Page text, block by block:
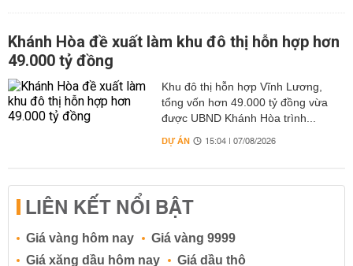
Khánh Hòa đề xuất làm khu đô thị hỗn hợp hơn
49.000 tỷ đồng
Khu đô thị hỗn hợp Vĩnh Lương,
tổng vốn hơn 49.000 tỷ đồng vừa
được UBND Khánh Hòa trình...
DỰ ÁN 15:04 | 07/08/2026
LIÊN KẾT NỔI BẬT
Giá vàng hôm nay
Giá vàng 9999
Giá xăng dầu hôm nay
Giá dầu thô